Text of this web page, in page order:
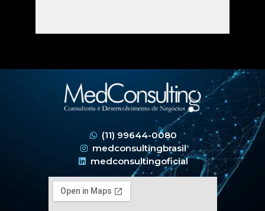
(11) 99644-0080
medconsultingbrasil
medconsultingoficial